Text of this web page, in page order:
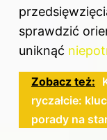
sprawdzić
uniknąć
Zobacz też:
ryczałcie:
porady na